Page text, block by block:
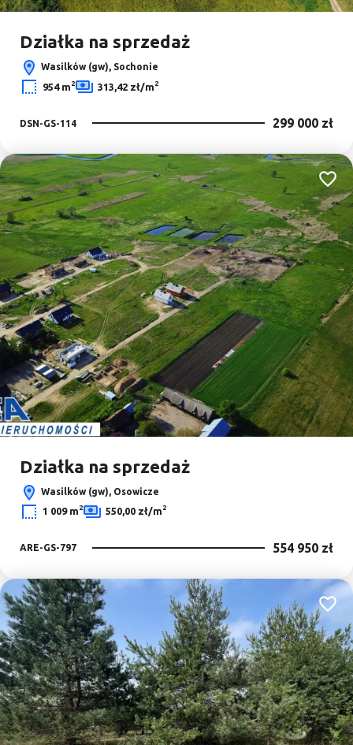
Działka na sprzedaż
Wasilków (gw), Sochonie
954 m2 313,42 zł/m2
DSN-GS-114 299 000 zł
Działka na sprzedaż
Wasilków (gw), Osowicze
1 009 m2 550,00 zł/m2
ARE-GS-797 554 950 zł